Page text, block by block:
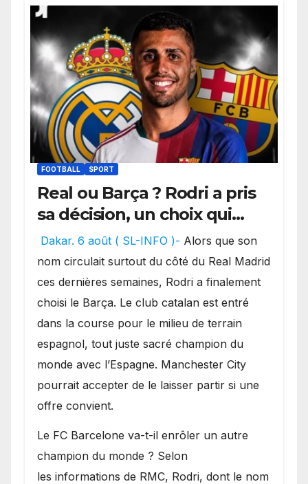
FOOTBALL SPORT
Real ou Barça ? Rodri a pris
sa décision, un choix qui
pourrait faire grand bruit
sur le marché des
transferts.
Dakar. 6 août ( SL-INFO )- Alors que son
nom circulait surtout du côté du Real Madrid
ces dernières semaines, Rodri a finalement
choisi le Barça. Le club catalan est entré
dans la course pour le milieu de terrain
espagnol, tout juste sacré champion du
monde avec l’Espagne. Manchester City
pourrait accepter de le laisser partir si une
offre convient.
​Le FC Barcelone va-t-il enrôler un autre
champion du monde ? Selon
les informations de RMC, Rodri, dont le nom